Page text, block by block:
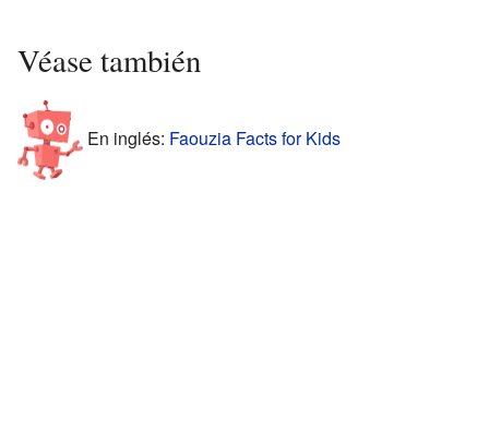
Véase también
En inglés: Faouzia Facts for Kids